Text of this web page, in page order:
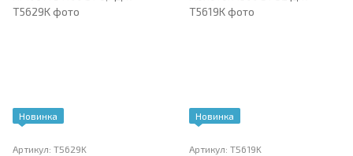
Новинка
Артикул: T5629K
Новинка
Артикул: T5619K